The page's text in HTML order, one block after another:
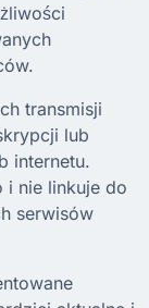
transmisji
lub
internetu.
i nie linkuje do
serwisów